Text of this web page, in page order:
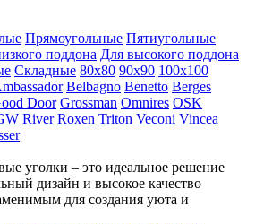
Прямоугольные Пятиугольные
поддона Для высокого поддона
Складные 80x80 90x90 100x100
Belbagno Benetto Berges
Door Grossman Omnires OSK
River Roxen Triton Veconi Vincea
уголки – это идеальное решение
дизайн и высокое качество
для создания уюта и